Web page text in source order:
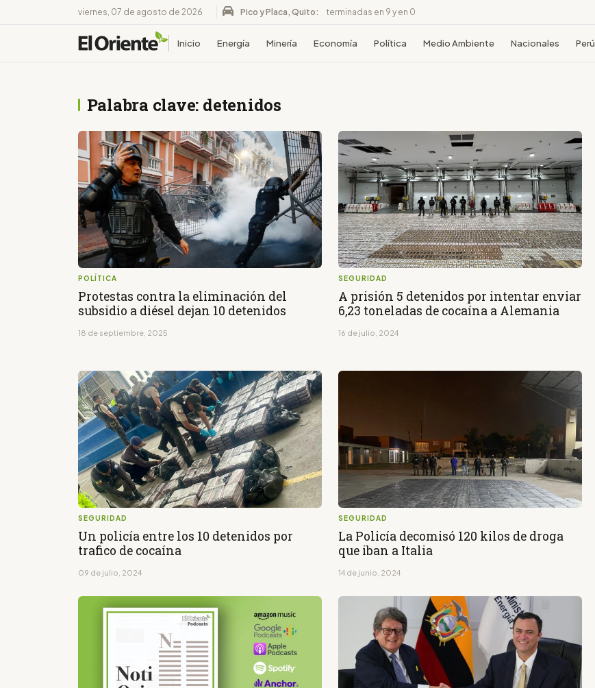
viernes, 07 de agosto de 2026 Pico y Placa, Quito: terminadas en 9 y en 0
Inicio Energía Minería Economía Política Medio Ambiente Nacionales Perú
Palabra clave: detenidos
POLÍTICA
Protestas contra la eliminación del
subsidio a diésel dejan 10 detenidos
18 de septiembre, 2025
SEGURIDAD
A prisión 5 detenidos por intentar enviar
6,23 toneladas de cocaína a Alemania
16 de julio, 2024
SEGURIDAD
Un policía entre los 10 detenidos por
trafico de cocaína
09 de julio, 2024
SEGURIDAD
La Policía decomisó 120 kilos de droga
que iban a Italia
14 de junio, 2024